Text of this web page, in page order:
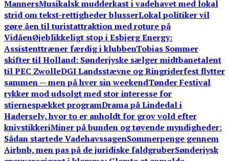
MannersMusikalsk mudderkast i vadehavet med lokal
strid om tekst-rettigheder blusserLokal politiker vil
gøre åen til turistattraktion med roture på
VidåenØjeblikkeligt stop i Esbjerg Energy:
Assistenttræner færdig i klubbenTobias Sommer
skifter til Holland: Sønderjyske sælger midtbanetalent
til PEC ZwolleDGI Landsstævne og Ringriderfest flytter
sammen — men på hver sin weekendTønder Festival
rykker mod udsolgt med stor interesse for
stjernespækket programDrama på Lindedal i
Haderselv, hvor to er anholdt for grov vold efter
knivstikkeriMiner på bunden og tøvende myndigheder:
Sådan startede VadehavssagenSommerpenge gennem
Airbnb, men pas på de juridiske faldgruberSønderjysk